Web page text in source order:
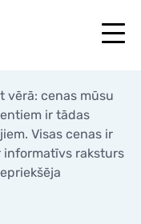
+371 67 111 117
+371 25 641 022
+371 67 111 117
+371 25 641 022
vērā: cenas mūsu
ir tādas
Visas cenas ir
informatīvs raksturs